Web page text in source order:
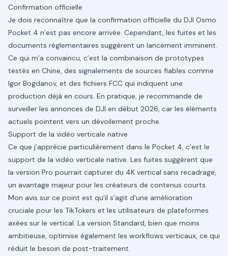
Confirmation officielle
Je dois reconnaître que la confirmation officielle du DJI Osmo
Pocket 4 n’est pas encore arrivée. Cependant, les fuites et les
documents réglementaires suggèrent un lancement imminent.
Ce qui m’a convaincu, c’est la combinaison de prototypes
testés en Chine, des signalements de sources fiables comme
Igor Bogdanov, et des fichiers FCC qui indiquent une
production déjà en cours. En pratique, je recommande de
surveiller les annonces de DJI en début 2026, car les éléments
actuels pointent vers un dévoilement proche.
Support de la vidéo verticale native
Ce que j’apprécie particulièrement dans le Pocket 4, c’est le
support de la vidéo verticale native. Les fuites suggèrent que
la version Pro pourrait capturer du 4K vertical sans recadrage,
un avantage majeur pour les créateurs de contenus courts.
Mon avis sur ce point est qu’il s’agit d’une amélioration
cruciale pour les TikTokers et les utilisateurs de plateformes
axées sur le vertical. La version Standard, bien que moins
ambitieuse, optimise également les workflows verticaux, ce qui
réduit le besoin de post-traitement.